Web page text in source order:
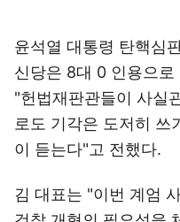
윤석열 대통령 탄핵심
신당은 8대 0 인용으
"헌법재판관들이 사실
로도 기각은 도저히 쓰
이 듣는다"고 전했다.
김 대표는 "이번 계엄